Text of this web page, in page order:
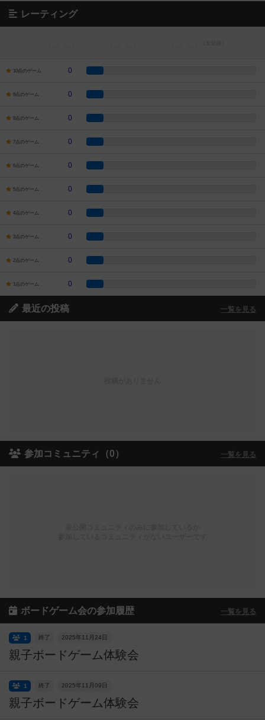
レーティング
10点のゲーム 0
9点のゲーム 0
8点のゲーム 0
7点のゲーム 0
6点のゲーム 0
5点のゲーム 0
4点のゲーム 0
3点のゲーム 0
2点のゲーム 0
1点のゲーム 0
最近の投稿 一覧を見る
参加コミュニティ（0） 一覧を見る
ボードゲーム会の参加履歴 一覧を見る
親子ボードゲーム体験会
終了 2025年11月24日
1
親子ボードゲーム体験会
終了 2025年11月09日
1